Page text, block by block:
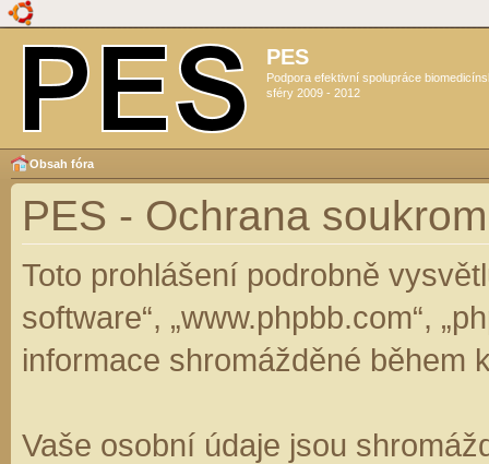
PES
Podpora efektivní spolupráce
sféry 2009 - 2012
Obsah fóra
PES - Ochrana
Toto prohlášení podrobně
software“, „www.phpbb.com“,
informace shromážděné během
Vaše osobní údaje jsou